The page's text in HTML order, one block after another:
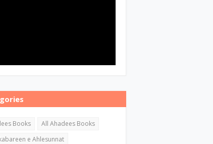
Books
All Ahadees Books
e Ahlesunnat